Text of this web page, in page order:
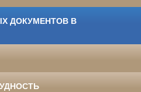
ДОКУМЕНТОВ В